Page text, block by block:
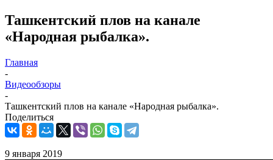
Ташкентский плов на канале
«Народная рыбалка».
Главная
-
Видеообзоры
-
Ташкентский плов на канале «Народная рыбалка».
Поделиться
9 января 2019